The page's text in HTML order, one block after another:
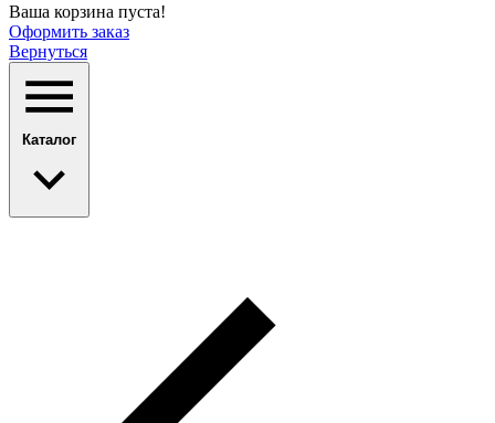
Ваша корзина пуста!
Оформить заказ
Вернуться
Каталог